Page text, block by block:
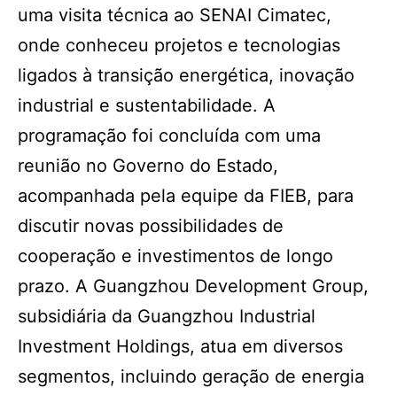
uma visita técnica ao SENAI Cimatec,
onde conheceu projetos e tecnologias
ligados à transição energética, inovação
industrial e sustentabilidade. A
programação foi concluída com uma
reunião no Governo do Estado,
acompanhada pela equipe da FIEB, para
discutir novas possibilidades de
cooperação e investimentos de longo
prazo. A Guangzhou Development Group,
subsidiária da Guangzhou Industrial
Investment Holdings, atua em diversos
segmentos, incluindo geração de energia